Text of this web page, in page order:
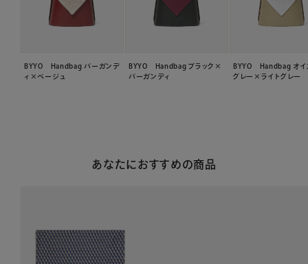
BYYO Handbag バーガンデ
ィ×ベージュ
BYYO Handbag ブラック×
バーガンディ
BYYO Handbag オイ
グレー×ライトグレー
あなたにおすすめの商品